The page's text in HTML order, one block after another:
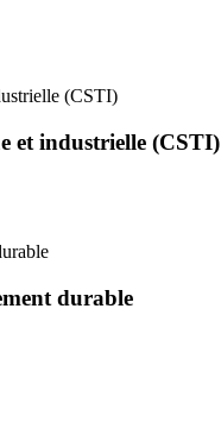
(CSTI)
et industrielle (CSTI)
durable